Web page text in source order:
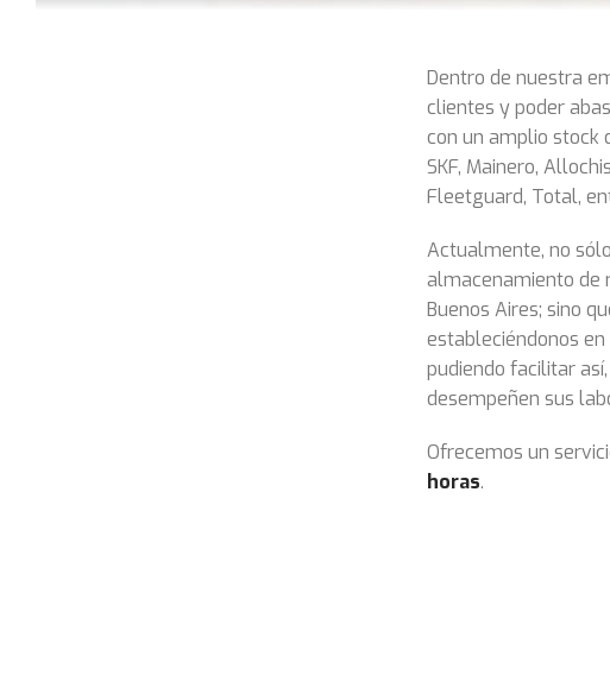
Dentro de nuestra
clientes y poder
con un amplio stock
SKF, Mainero,
Fleetguard, Total,
Actualmente, no
almacenamiento de
Buenos Aires; sino
estableciéndonos en
pudiendo facilitar
desempeñen sus
Ofrecemos un
horas.